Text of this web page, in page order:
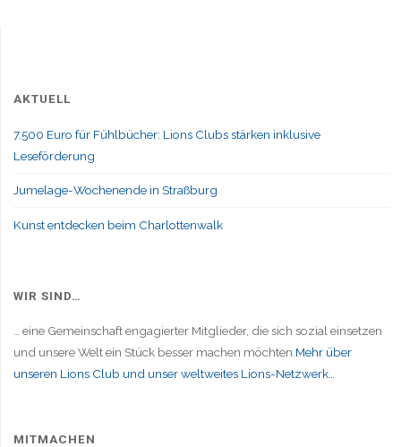
AKTUELL
7.500 Euro für Fühlbücher: Lions Clubs stärken inklusive
Leseförderung
Jumelage-Wochenende in Straßburg
Kunst entdecken beim Charlottenwalk
WIR SIND…
… eine Gemeinschaft engagierter Mitglieder, die sich sozial einsetzen
und unsere Welt ein Stück besser machen möchten.Mehr über
unseren Lions Club und unser weltweites Lions-Netzwerk…
MITMACHEN